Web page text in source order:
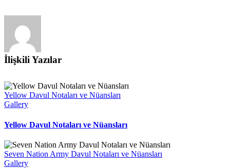
İlişkili Yazılar
Yellow Davul Notaları ve Nüansları
Gallery
Yellow Davul Notaları ve Nüansları
Seven Nation Army Davul Notaları ve Nüansları
Gallery